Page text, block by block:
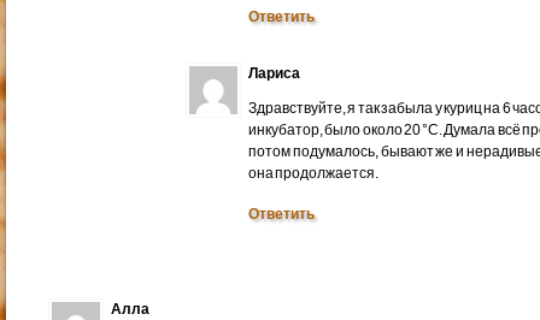
Ответить
Лариса
Здравствуйте, я так забыла у куриц на 6
инкубатор, было около 20 °С. Думала всё
потом подумалось, бывают же и
она продолжается.
Ответить
Алла